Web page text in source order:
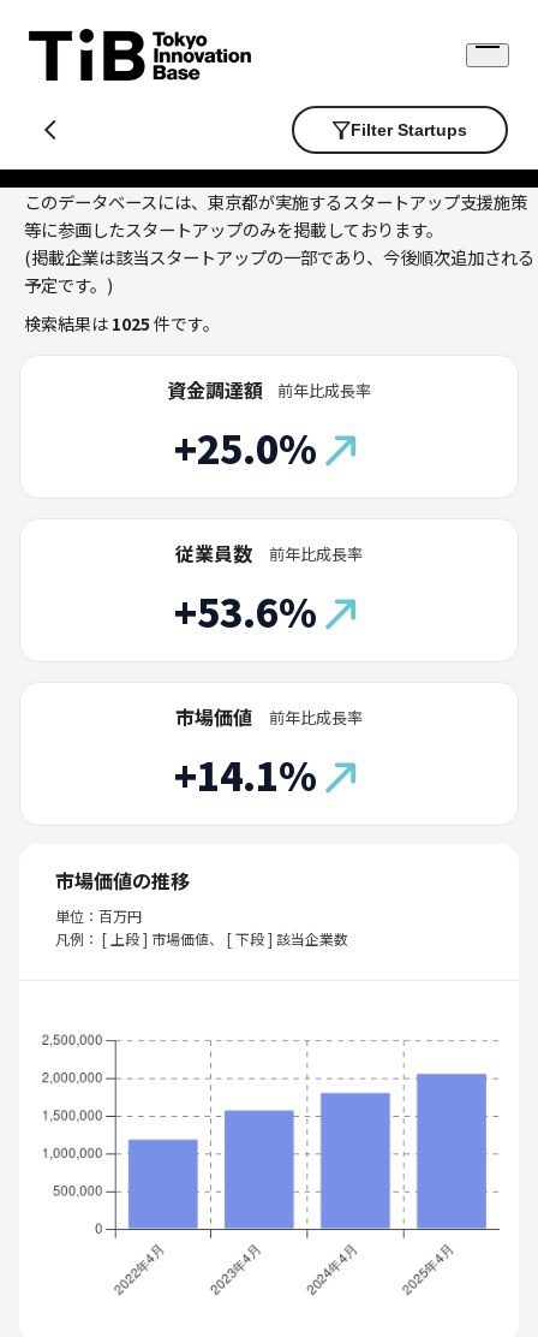
content
Open
Filter Startups
このデータベースには、東京都が実施するスタートアップ支援施策
等に参画したスタートアップのみを掲載しております。
(掲載企業は該当スタートアップの一部であり、今後順次追加される
予定です。)
検索結果は 1025 件です。
資金調達額
+25.0%
前年比成長率
従業員数
+53.6%
前年比成長率
市場価値
+14.1%
前年比成長率
市場価値の推移
単位：百万円
凡例： [ 上段 ] 市場価値、 [ 下段 ] 該当企業数